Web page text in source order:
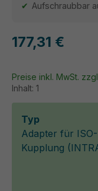
Aufschraubbar
177,31 €
Inhalt: 1
Preise inkl. MwSt.
Typ
Adapter für ISO-
Kupplung